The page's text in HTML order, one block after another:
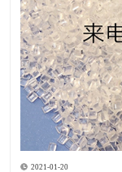
2021-01-20